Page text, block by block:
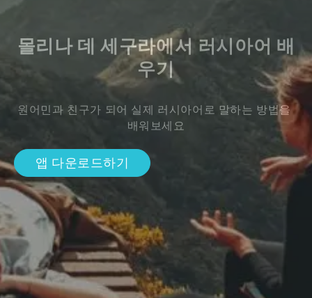
몰리나 데 세구라에서 러시아어 배
우기
원어민과 친구가 되어 실제 러시아어로 말하는 방법을
배워보세요
앱 다운로드하기